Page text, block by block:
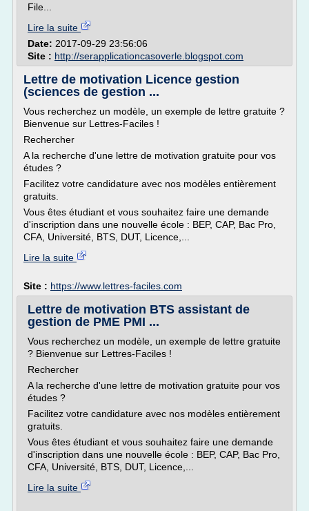
File...
Lire la suite
Date: 2017-09-29 23:56:06
Site : http://serapplicationcasoverle.blogspot.com
Lettre de motivation Licence gestion
(sciences de gestion ...
Vous recherchez un modèle, un exemple de lettre gratuite ?
Bienvenue sur Lettres-Faciles !
Rechercher
A la recherche d'une lettre de motivation gratuite pour vos
études ?
Facilitez votre candidature avec nos modèles entièrement
gratuits.
Vous êtes étudiant et vous souhaitez faire une demande
d'inscription dans une nouvelle école : BEP, CAP, Bac Pro,
CFA, Université, BTS, DUT, Licence,...
Lire la suite
Site : https://www.lettres-faciles.com
Lettre de motivation BTS assistant de
gestion de PME PMI ...
Vous recherchez un modèle, un exemple de lettre gratuite
? Bienvenue sur Lettres-Faciles !
Rechercher
A la recherche d'une lettre de motivation gratuite pour vos
études ?
Facilitez votre candidature avec nos modèles entièrement
gratuits.
Vous êtes étudiant et vous souhaitez faire une demande
d'inscription dans une nouvelle école : BEP, CAP, Bac Pro,
CFA, Université, BTS, DUT, Licence,...
Lire la suite